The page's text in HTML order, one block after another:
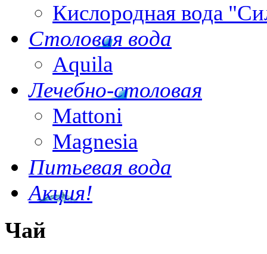
Кислородная вода
Столовая вода
Aquila
Лечебно-столовая
Mattoni
Magnesia
Питьевая вода
Акция!
Чай